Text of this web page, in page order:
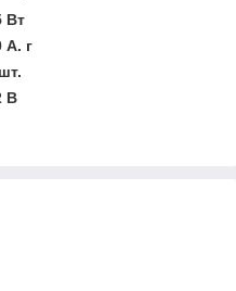
Вт
А. г
В